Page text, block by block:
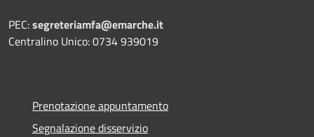
PEC:segreteriamfa@emarche.it
Centralino Unico: 0734 939019
Prenotazione appuntamento
Segnalazione disservizio